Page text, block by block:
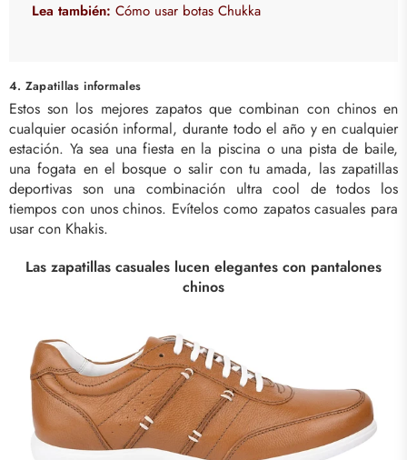
Lea también: Cómo usar botas Chukka
4. Zapatillas informales
Estos son los mejores zapatos que combinan con chinos en
cualquier ocasión informal, durante todo el año y en cualquier
estación. Ya sea una fiesta en la piscina o una pista de baile,
una fogata en el bosque o salir con tu amada, las zapatillas
deportivas son una combinación ultra cool de todos los
tiempos con unos chinos. Evítelos como zapatos casuales para
usar con Khakis.
Las zapatillas casuales lucen elegantes con pantalones
chinos